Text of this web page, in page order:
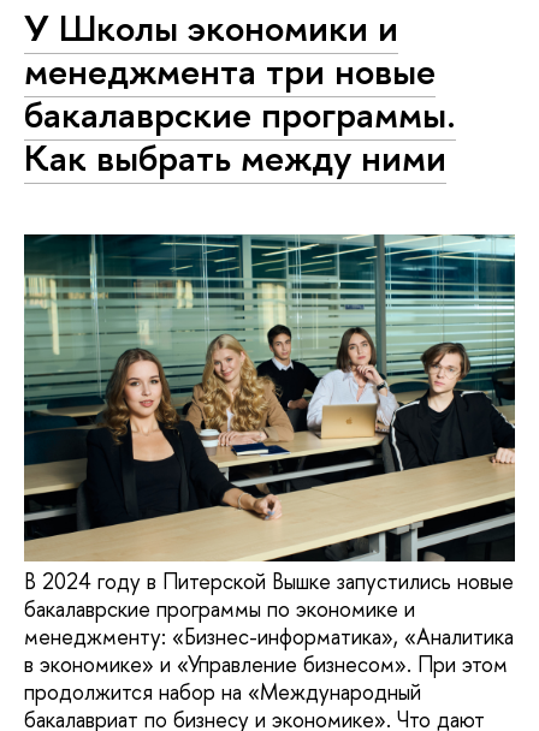
У Школы экономики и
менеджмента три новые
бакалаврские программы.
Как выбрать между ними
В 2024 году в Питерской Вышке запустились новые
бакалаврские программы по экономике и
менеджменту: «Бизнес-информатика», «Аналитика
в экономике» и «Управление бизнесом». При этом
продолжится набор на «Международный
бакалавриат по бизнесу и экономике». Что дают